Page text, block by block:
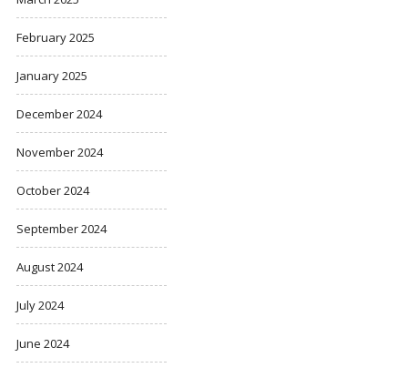
February 2025
January 2025
December 2024
November 2024
October 2024
September 2024
August 2024
July 2024
June 2024